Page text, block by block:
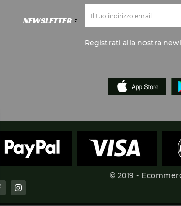
NEWSLETTER
Registrati alla nostra
© 2019 -